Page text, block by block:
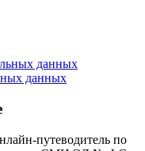
данных
данных
путеводитель по